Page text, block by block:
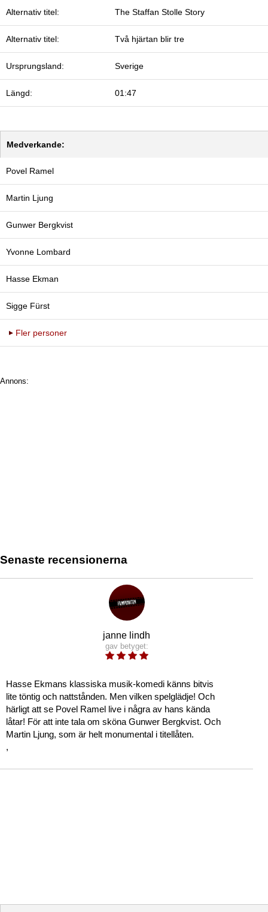
Alternativ titel: The Staffan Stolle Story
Alternativ titel: Två hjärtan blir tre
Ursprungsland: Sverige
Längd: 01:47
Medverkande:
Povel Ramel
Martin Ljung
Gunwer Bergkvist
Yvonne Lombard
Hasse Ekman
Sigge Fürst
Fler personer
Annons:
Senaste recensionerna
janne lindh
gav betyget:
Hasse Ekmans klassiska musik-komedi känns bitvis
lite töntig och nattstånden. Men vilken spelglädje! Och
härligt att se Povel Ramel live i några av hans kända
låtar! För att inte tala om sköna Gunwer Bergkvist. Och
Martin Ljung, som är helt monumental i titellåten.
,